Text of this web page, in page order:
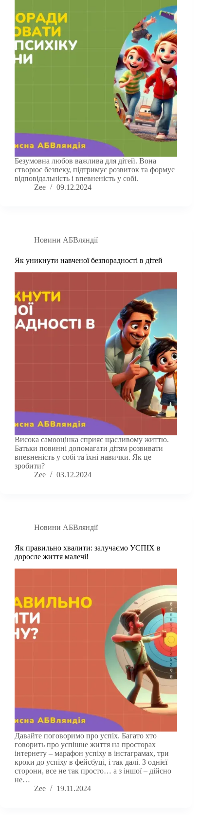
Безумовна любов важлива для дітей. Вона
створює безпеку, підтримує розвиток та формує
відповідальність і впевненість у собі.
Zee
09.12.2024
Новини АБВляндії
Як уникнути навченої безпорадності в дітей
Висока самооцінка сприяє щасливому життю.
Батьки повинні допомагати дітям розвивати
впевненість у собі та їхні навички. Як це
зробити?
Zee
03.12.2024
Новини АБВляндії
Як правильно хвалити: залучаємо УСПІХ в
доросле життя малечі!
Давайте поговоримо про успіх. Багато хто
говорить про успішне життя на просторах
інтернету – марафон успіху в інстаграмах, три
кроки до успіху в фейсбуці, і так далі. З однієї
сторони, все не так просто… а з іншої – дійсно
не…
Zee
19.11.2024